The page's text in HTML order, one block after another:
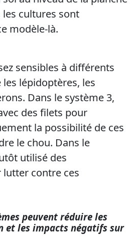
les cultures sont
modèle-là.
sensibles à différents
lépidoptères, les
Dans le système 3,
des filets pour
la possibilité de ces
le chou. Dans le
utilisé des
contre ces
peuvent réduire les
et les impacts négatifs sur